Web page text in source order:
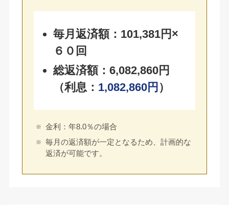
毎月返済額：101,381円×
６０回
総返済額：6,082,860円
（利息： 1,082,860円 ）
金利：年8.0％の場合
毎月の返済額が一定となるため、計画的な
返済が可能です。